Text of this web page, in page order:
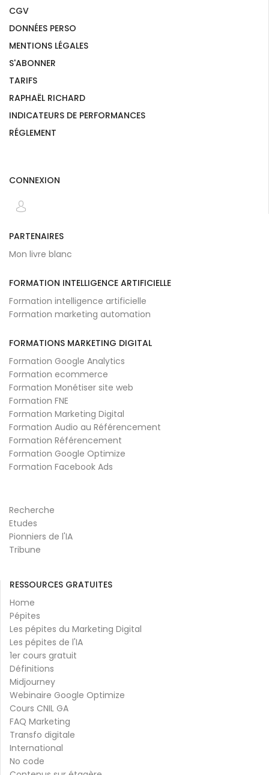
CGV
DONNÉES PERSO
MENTIONS LÉGALES
S'ABONNER
TARIFS
RAPHAËL RICHARD
INDICATEURS DE PERFORMANCES
RÉGLEMENT
CONNEXION
PARTENAIRES
Mon livre blanc
FORMATION INTELLIGENCE ARTIFICIELLE
Formation intelligence artificielle
Formation marketing automation
FORMATIONS MARKETING DIGITAL
Formation Google Analytics
Formation ecommerce
Formation Monétiser site web
Formation FNE
Formation Marketing Digital
Formation Audio au Référencement
Formation Référencement
Formation Google Optimize
Formation Facebook Ads
Recherche
Etudes
Pionniers de l'IA
Tribune
RESSOURCES GRATUITES
Home
Pépites
Les pépites du Marketing Digital
Les pépites de l'IA
1er cours gratuit
Définitions
Midjourney
Webinaire Google Optimize
Cours CNIL GA
FAQ Marketing
Transfo digitale
International
No code